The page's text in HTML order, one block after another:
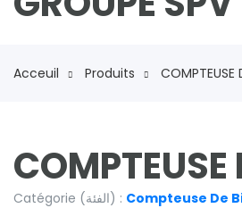
Acceuil Produits COMPTEUSE
COMPTEUSE
Catégorie (الفئة) : Compteuse De